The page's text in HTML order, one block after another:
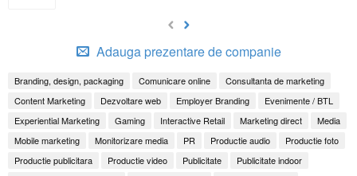
Adauga prezentare de companie
Branding, design, packaging Comunicare online
Consultanta de marketing
Content Marketing
Dezvoltare web Employer Branding
Evenimente / BTL
Experiential Marketing
Gaming Interactive Retail Marketing direct
Media
Mobile marketing
Monitorizare media PR Productie audio
Productie foto
Productie publicitara
Productie video Publicitate
Publicitate indoor